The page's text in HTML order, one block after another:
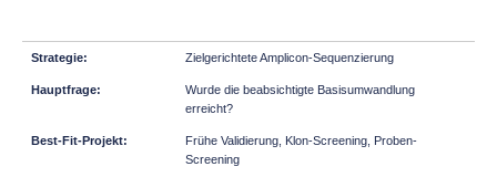
Zielgerichtete Amplicon-Sequenzierung
Wurde die beabsichtigte Basisumwandlung
erreicht?
Frühe Validierung, Klon-Screening, Proben-
Screening